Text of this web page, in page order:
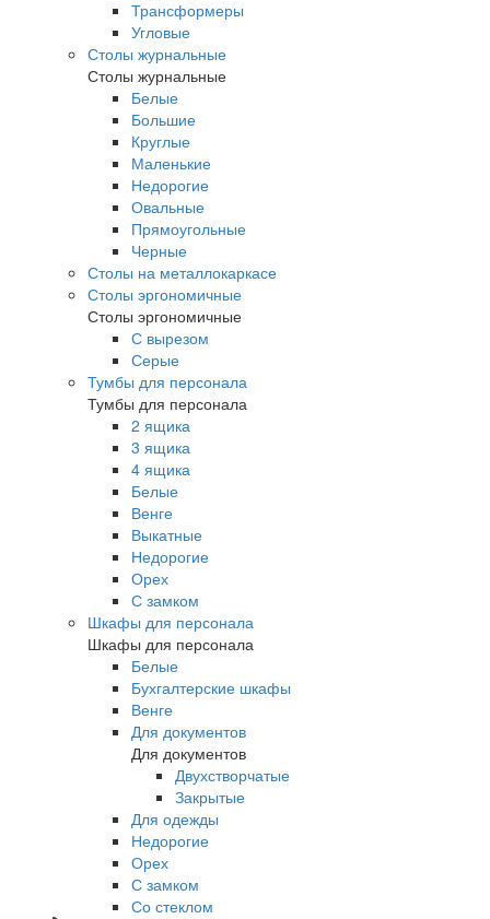
Трансформеры
Угловые
Столы журнальные
Столы журнальные
Белые
Большие
Круглые
Маленькие
Недорогие
Овальные
Прямоугольные
Черные
Столы на металлокаркасе
Столы эргономичные
Столы эргономичные
С вырезом
Серые
Тумбы для персонала
Тумбы для персонала
2 ящика
3 ящика
4 ящика
Белые
Венге
Выкатные
Недорогие
Орех
С замком
Шкафы для персонала
Шкафы для персонала
Белые
Бухгалтерские шкафы
Венге
Для документов
Для документов
Двухстворчатые
Закрытые
Для одежды
Недорогие
Орех
С замком
Со стеклом